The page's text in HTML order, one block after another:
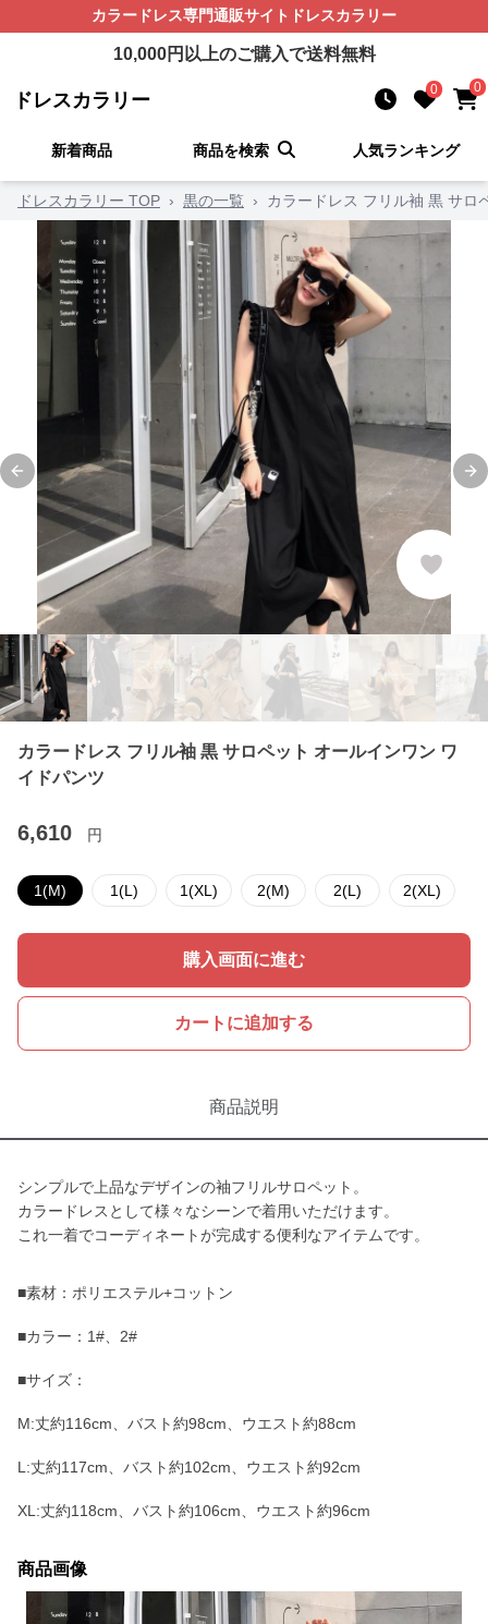
カラードレス専門通販サイト ドレスカラリー
10,000円以上のご購入で送料無料
ドレスカラリー 0 0
新着商品 商品を検索 人気ランキング
ドレスカラリー TOP › 黒の一覧 › カラードレス フリル袖 黒 サロ
Previous slide
カラードレス フリル袖 黒 サロペット オールインワン ワ
イドパンツ
6,610 円
1(M) 1(L) 1(XL) 2(M) 2(L) 2(XL)
購入画面に進む
カートに追加する
商品説明
シンプルで上品なデザインの袖フリルサロペット。
カラードレスとして様々なシーンで着用いただけます。
これ一着でコーディネートが完成する便利なアイテムです。
■素材：ポリエステル+コットン
■カラー：1#、2#
■サイズ：
M:丈約116cm、バスト約98cm、ウエスト約88cm
L:丈約117cm、バスト約102cm、ウエスト約92cm
XL:丈約118cm、バスト約106cm、ウエスト約96cm
商品画像